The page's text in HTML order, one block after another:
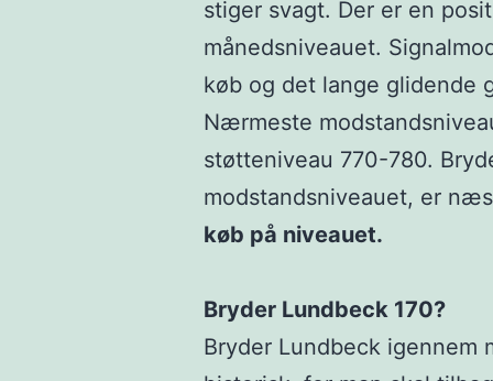
stiger svagt. Der er en
månedsniveauet.
køb og det lange glidende
Nærmeste
støtteniveau 770-780.
modstandsniveauet, er
køb på niveauet.
Bryder Lundbeck 170?
Bryder Lundbeck igennem